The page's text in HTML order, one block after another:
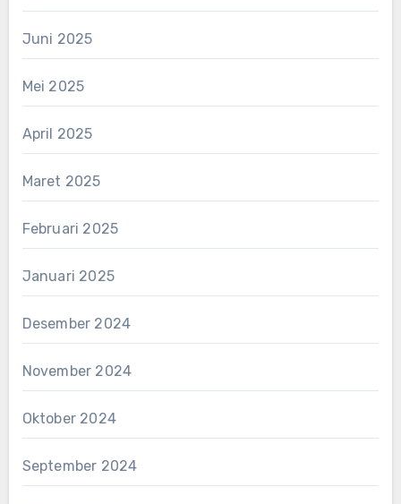
Juni 2025
Mei 2025
April 2025
Maret 2025
Februari 2025
Januari 2025
Desember 2024
November 2024
Oktober 2024
September 2024